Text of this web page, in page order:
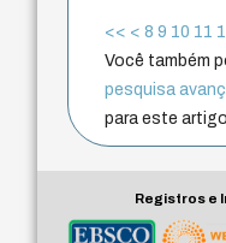
<< < 8 9 10 11
Você também
pesquisa
para este
Registros e